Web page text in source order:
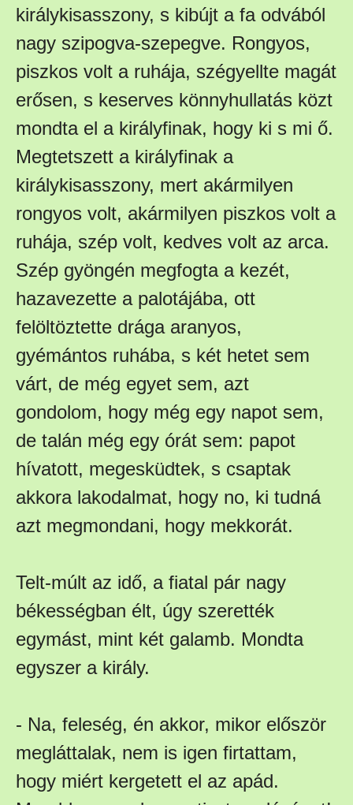
királykisasszony, s kibújt a fa odvából
nagy szipogva-szepegve. Rongyos,
piszkos volt a ruhája, szégyellte magát
erősen, s keserves könnyhullatás közt
mondta el a királyfinak, hogy ki s mi ő.
Megtetszett a királyfinak a
királykisasszony, mert akármilyen
rongyos volt, akármilyen piszkos volt a
ruhája, szép volt, kedves volt az arca.
Szép gyöngén megfogta a kezét,
hazavezette a palotájába, ott
felöltöztette drága aranyos,
gyémántos ruhába, s két hetet sem
várt, de még egyet sem, azt
gondolom, hogy még egy napot sem,
de talán még egy órát sem: papot
hívatott, megesküdtek, s csaptak
akkora lakodalmat, hogy no, ki tudná
azt megmondani, hogy mekkorát.
Telt-múlt az idő, a fiatal pár nagy
békességban élt, úgy szerették
egymást, mint két galamb. Mondta
egyszer a király.
- Na, feleség, én akkor, mikor először
megláttalak, nem is igen firtattam,
hogy miért kergetett el az apád.